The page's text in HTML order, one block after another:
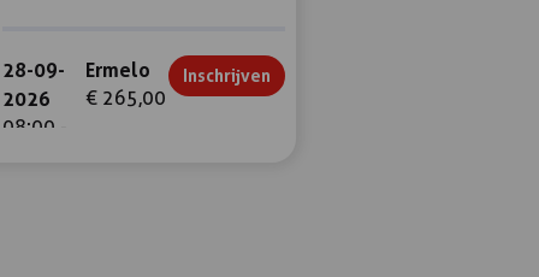
28-09-
2026
08:00 -
Ermelo
€ 265,00
Inschrijven